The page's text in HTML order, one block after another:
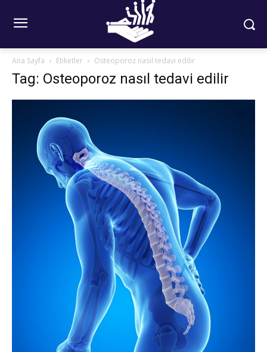
Ana Sayfa Etiketler Osteoporoz nasıl tedavi edilir
Tag: Osteoporoz nasıl tedavi edilir